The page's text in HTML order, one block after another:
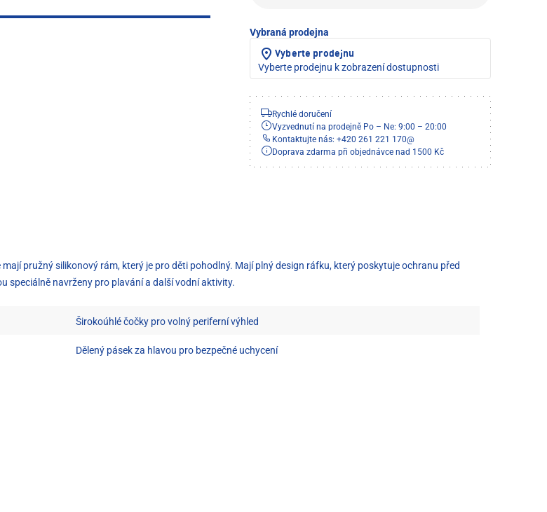
Vybraná prodejna
Vyberte prodejnu
Vyberte prodejnu k zobrazení dostupnosti
Rychlé doručení
Vyzvednutí na prodejně Po – Ne: 9:00 – 20:00
Kontaktujte nás: +420 261 221 170@
Doprava zdarma při objednávce nad 1500 Kč
pružný silikonový rám, který je pro děti pohodlný. Mají plný design ráfku, který poskytuje ochranu před
speciálně navrženy pro plavání a další vodní aktivity.
Širokoúhlé čočky pro volný periferní výhled
Dělený pásek za hlavou pro bezpečné uchycení